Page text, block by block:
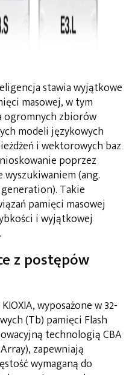
stawia wyjątkowe
masowej, w tym
ogromnych zbiorów
modeli językowych
i wektorowych baz
poprzez
(ang.
Takie
pamięci masowej
i wyjątkowej
z postępów
wyposażone w 32-
(Tb) pamięci Flash
technologią CBA
zapewniają
wymaganą do